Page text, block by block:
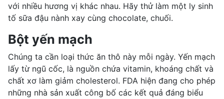
với nhiều hương vị khác nhau. Hãy thử làm một ly sinh
tố sữa đậu nành xay cùng chocolate, chuối.
Bột yến mạch
Chúng ta cần loại thức ăn thô này mỗi ngày. Yến mạch
lấy từ ngũ cốc, là nguồn chứa vitamin, khoáng chất và
chất xơ làm giảm cholesterol. FDA hiện đang cho phép
những nhà sản xuất công bố các kết quả đáng biểu